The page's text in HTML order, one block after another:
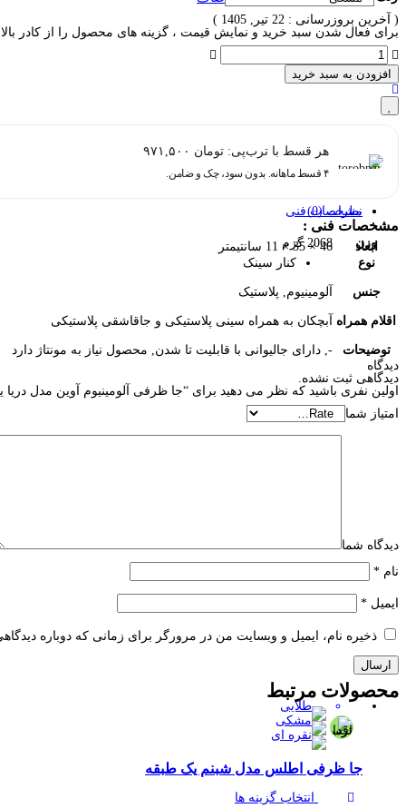
( آخرین بروزرسانی : 22 تیر, 1405 )
برای فعال شدن سبد خرید و نمایش قیمت ، گزینه های محصول را از کادر بالا
افزودن به سبد خرید
هر قسط با ترب‌پی: تومان
۴ قسط ماهانه. بدون سود، چک و ضامن.
مشخصات فنی
نظرات (0)
مشخصات فنی :
وزن 2068 گرم ابعاد
46 × 35 × 11 سانتیمتر
نوع
کنار سینک
جنس آلومینیوم, پلاستیک
اقلام همراه آبچکان به همراه سینی پلاستیکی و جاقاشقی پلاستیکی
توضیحات
-, دارای جالیوانی با قابلیت تا شدن, محصول نیاز به مونتاژ دارد
دیدگاه
دیدگاهی ثبت نشده.
اولین نفری باشید که نظر می دهید برای “جا ظرفی آلومینیوم آوین مدل
امتیاز شما
دیدگاه شما
نام *
ایمیل *
ذخیره نام، ایمیل و وبسایت من در مرورگر برای زمانی که دوباره
محصولات مرتبط
جا ظرفی اطلس مدل شبنم یک طبقه
انتخاب گزینه ها